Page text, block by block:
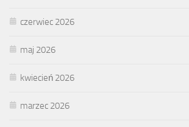
czerwiec 2026
maj 2026
kwiecień 2026
marzec 2026